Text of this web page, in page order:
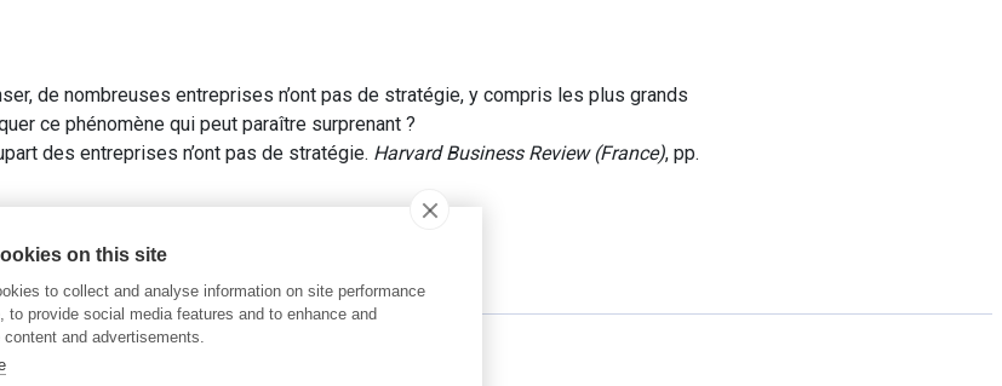
de nombreuses entreprises n’ont pas de stratégie, y compris les plus grands
ce phénomène qui peut paraître surprenant ?
des entreprises n’ont pas de stratégie. Harvard Business Review (France), pp.
on this site
to collect and analyse information on site performance
to provide social media features and to enhance and
and advertisements.